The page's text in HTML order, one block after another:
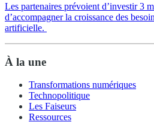
Les partenaires prévoient d’investir 3
d’accompagner la croissance des
artificielle.
À la une
Transformations numériques
Technopolitique
Les Faiseurs
Ressources